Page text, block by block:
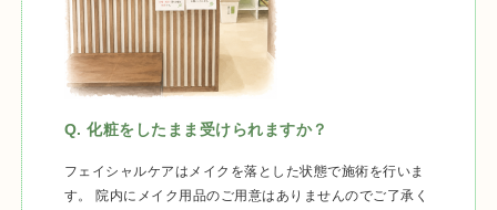
Q. 化粧をしたまま受けられますか？
フェイシャルケアはメイクを落とした状態で施術を行いま
す。 院内にメイク用品のご用意はありませんのでご了承く